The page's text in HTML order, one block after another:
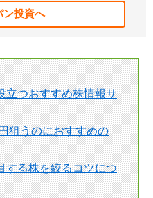
ン投資へ
立つおすすめ株情報サ
狙うのにおすすめの
する株を絞るコツにつ